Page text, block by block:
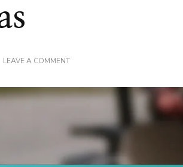
LEAVE A COMMENTON
PUTT
MANTENIMIENTO
CAMPO,
SEGURIDAD
DEL